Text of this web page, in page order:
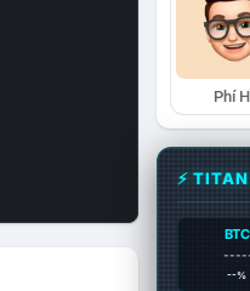
Phí
⚡
BTC
--%